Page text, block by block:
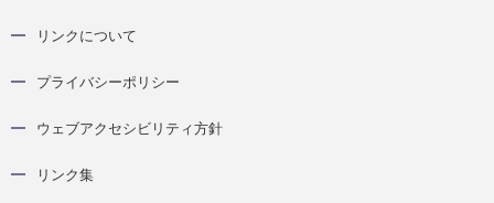
リンクについて
プライバシーポリシー
ウェブアクセシビリティ方針
リンク集